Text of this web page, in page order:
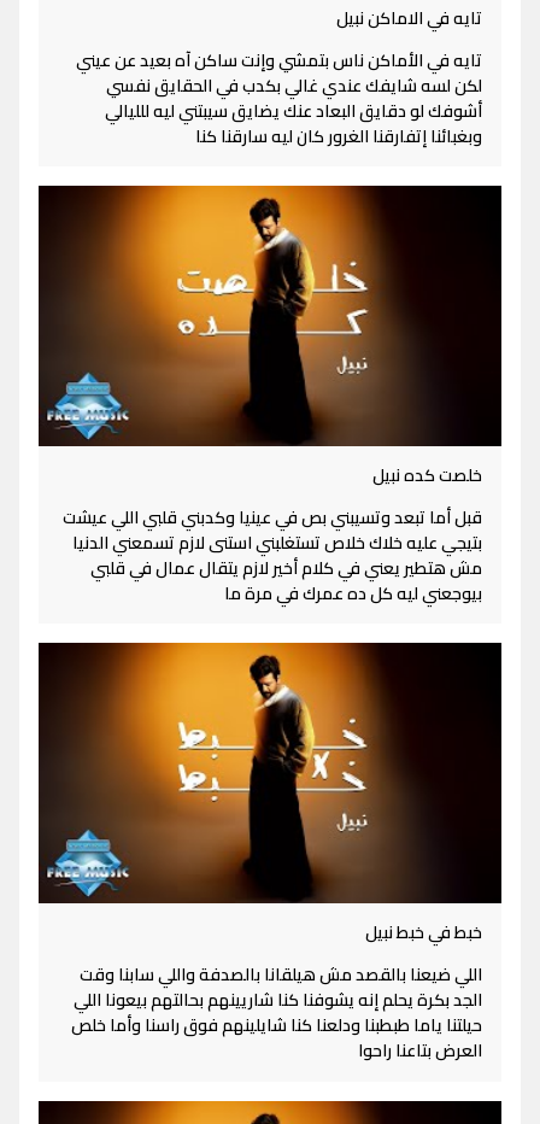
تايه في الاماكن نبيل
تايه في الأماكن ناس بتمشي وإنت ساكن آه بعيد عن عيني
لكن لسه شايفك عندي غالي بكدب في الحقايق نفسي
أشوفك لو دقايق البعاد عنك يضايق سيبتني ليه للليالي
وبغبائنا إتفارقنا الغرور كان ليه سارقنا كنا
خلصت كده نبيل
قبل أما تبعد وتسيبني بص في عينيا وكدبني قلبي اللي عيشت
بتيجي عليه خلاك خلاص تستغلبني استنى لازم تسمعني الدنيا
مش هتطير يعني في كلام أخير لازم يتقال عمال في قلبي
بيوجعني ليه كل ده عمرك في مرة ما
خبط في خبط نبيل
اللي ضيعنا بالقصد مش هيلقانا بالصدفة واللي سابنا وقت
الجد بكرة يحلم إنه يشوفنا كنا شاريينهم بحالتهم بيعونا اللي
حيلتنا ياما طبطبنا ودلعنا كنا شايلينهم فوق راسنا وأما خلص
العرض بتاعنا راحوا